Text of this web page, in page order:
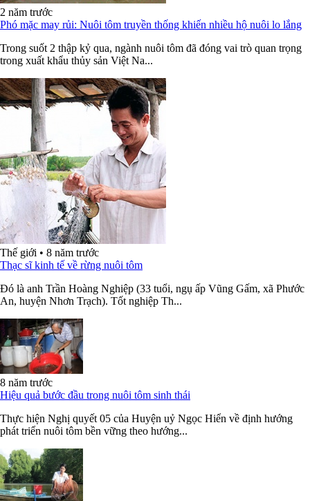
2 năm trước
Phó mặc may rủi: Nuôi tôm truyền thống khiến nhiều hộ nuôi lo lắng
Trong suốt 2 thập kỷ qua, ngành nuôi tôm đã đóng vai trò quan trọng
trong xuất khẩu thủy sản Việt Na...
Thế giới • 8 năm trước
Thạc sĩ kinh tế về rừng nuôi tôm
Đó là anh Trần Hoàng Nghiệp (33 tuổi, ngụ ấp Vũng Gấm, xã Phước
An, huyện Nhơn Trạch). Tốt nghiệp Th...
8 năm trước
Hiệu quả bước đầu trong nuôi tôm sinh thái
Thực hiện Nghị quyết 05 của Huyện uỷ Ngọc Hiển về định hướng
phát triển nuôi tôm bền vững theo hướng...